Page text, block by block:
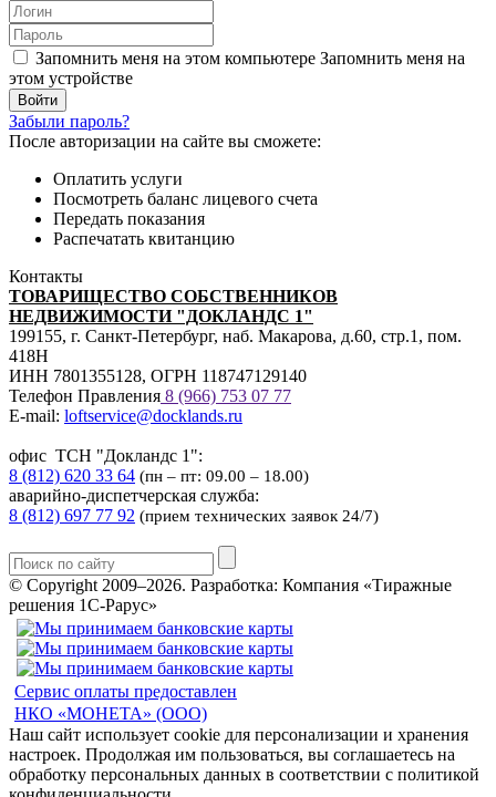
Запомнить меня на этом компьютере Запомнить меня на
этом устройстве
Забыли пароль?
После авторизации на сайте вы сможете:
Оплатить услуги
Посмотреть баланс лицевого счета
Передать показания
Распечатать квитанцию
Контакты
ТОВАРИЩЕСТВО СОБСТВЕННИКОВ
НЕДВИЖИМОСТИ "ДОКЛАНДС 1"
199155, г. Санкт-Петербург, наб. Макарова, д.60, стр.1, пом.
418Н
ИНН 7801355128, ОГРН 118747129140
Телефон Правления 8 (966) 753 07 77
E-mail: loftservice@docklands.ru
офис ТСН "Докландс 1":
8 (812) 620 33 64 (пн – пт: 09.00 – 18.00)
аварийно-диспетчерская служба:
8 (812) 697 77 92 (прием технических заявок 24/7)
© Copyright 2009–2026. Разработка: Компания «Тиражные
решения 1С-Рарус»
Сервис оплаты предоставлен
НКО «МОНЕТА» (ООО)
Наш сайт использует cookie для персонализации и хранения
настроек. Продолжая им пользоваться, вы соглашаетесь на
обработку персональных данных в соответствии с политикой